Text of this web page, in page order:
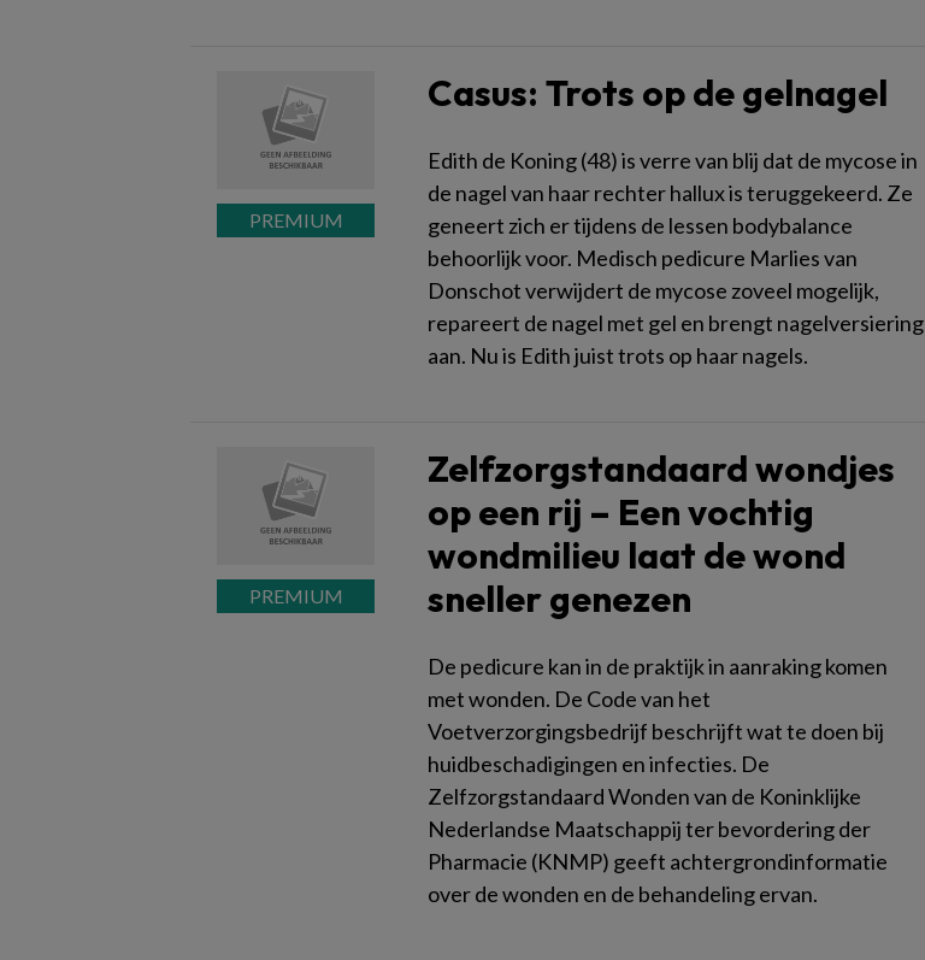
Casus: Trots op de gelnagel
Edith de Koning (48) is verre van blij dat de mycose in
de nagel van haar rechter hallux is teruggekeerd. Ze
geneert zich er tijdens de lessen bodybalance
behoorlijk voor. Medisch pedicure Marlies van
Donschot verwijdert de mycose zoveel mogelijk,
repareert de nagel met gel en brengt nagelversiering
aan. Nu is Edith juist trots op haar nagels.
Zelfzorgstandaard wondjes
op een rij – Een vochtig
wondmilieu laat de wond
sneller genezen
De pedicure kan in de praktijk in aanraking komen
met wonden. De Code van het
Voetverzorgingsbedrijf beschrijft wat te doen bij
huidbeschadigingen en infecties. De
Zelfzorgstandaard Wonden van de Koninklijke
Nederlandse Maatschappij ter bevordering der
Pharmacie (KNMP) geeft achtergrondinformatie
over de wonden en de behandeling ervan.